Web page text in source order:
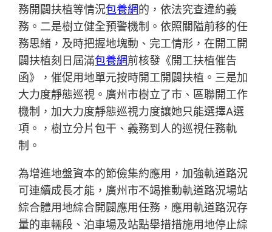
務開闢扶植等情況包養網的，依法究查違約義
務。二是樹立健全預警機制。依照關隘前移的任
務思緒，及時把握地塊動、完工情形，在開工開
闢扶植刻日屆滿包養網前核發《開工扶植催告
函》，催促用地單元按時開工開闢扶植。三是加
大力度靜態巡視。廣州市樹立了市、區聯開工作
機制，加大力度靜態巡視力度讓她只能選擇A選
項。，樹立分片包干、義務到人的巡視任務軌
制。
為增進地盤資本的節儉集約應用，加強軌道路況
可連續成長才能，廣州市不竭推動軌道路況場站
綜合體用地綜合開闢應用任務，應用軌道路況存
量的車輛段、泊車場及站點舉措措施用地停止綜